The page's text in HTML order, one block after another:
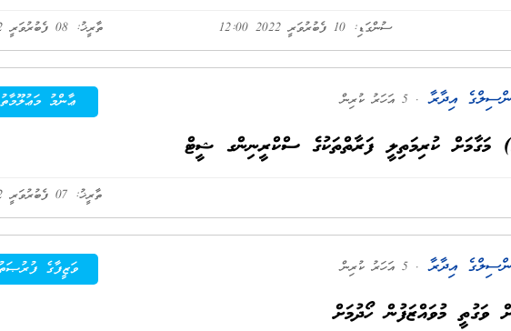
ތާރީޚު: 08 ފެބުރުވަރީ 2022 ސުންގަޑި: 10 ފެބުރުވަރީ 2022 12:00
ޢާންމު މަޢުލޫމާތު އިދާރާ . 5 އަހަރު ކުރިން
ކުރިމަތިލީ ފަރާތްތަކުގެ ސްކްރީނިންގ ޝީޓް
ތާރީޚު: 07 ފެބުރުވަރީ 2022
ވަޒީފާގެ އިދާރާ . 5 އަހަރު ކުރިން
މުވައްޒަފުން ހޯދުމަށް